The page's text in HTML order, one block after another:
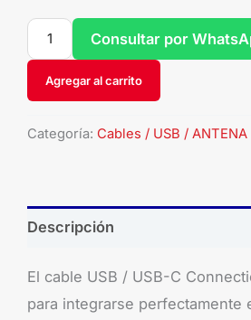
Agregar al carrito
Consultar por
Categoría: Cables / USB / ANTENA
Descripción
El cable USB / USB-C
para integrarse perfectamente